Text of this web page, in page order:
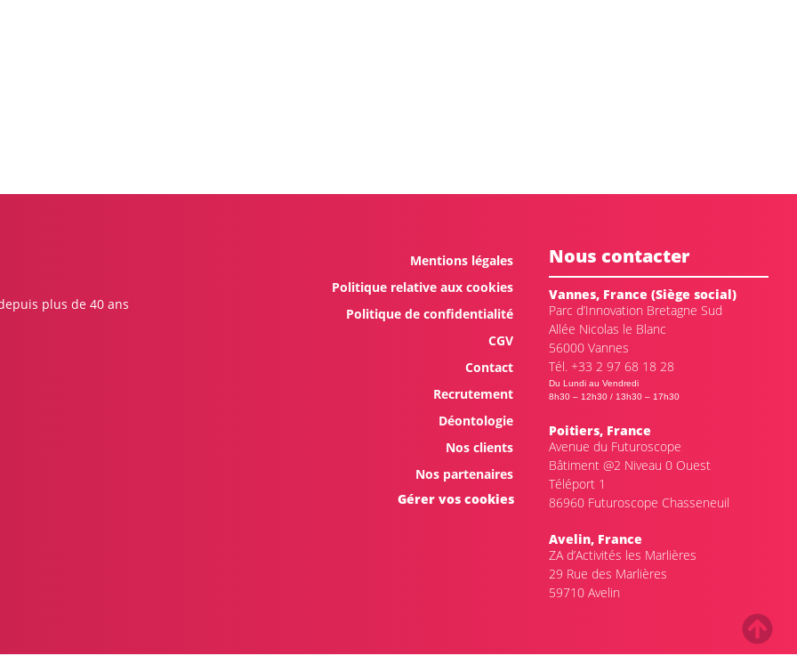
plus de 40 ans
Mentions légales
Politique relative aux cookies
Politique de confidentialité
CGV
Contact
Recrutement
Déontologie
Nos clients
Nos partenaires
Gérer vos cookies
Nous contacter
Vannes, France (Siège social)
Parc d’Innovation Bretagne Sud
Allée Nicolas le Blanc
56000 Vannes
Tél. +33 2 97 68 18 28
Du Lundi au Vendredi
8h30 – 12h30 / 13h30 – 17h30
Poitiers, France
Avenue du Futuroscope
Bâtiment @2 Niveau 0 Ouest
Téléport 1
86960 Futuroscope Chasseneuil
Avelin, France
ZA d’Activités les Marlières
29 Rue des Marlières
59710 Avelin